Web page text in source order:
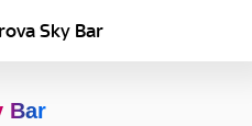
Sky Bar
Bar